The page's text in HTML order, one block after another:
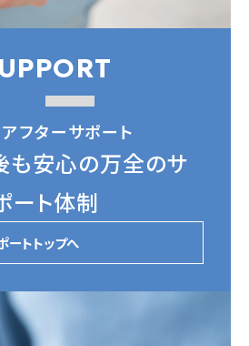
フターサポート
も安心の万全のサ
ート体制
ートトップへ